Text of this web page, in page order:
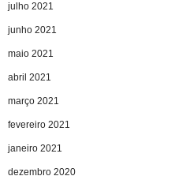
julho 2021
junho 2021
maio 2021
abril 2021
março 2021
fevereiro 2021
janeiro 2021
dezembro 2020